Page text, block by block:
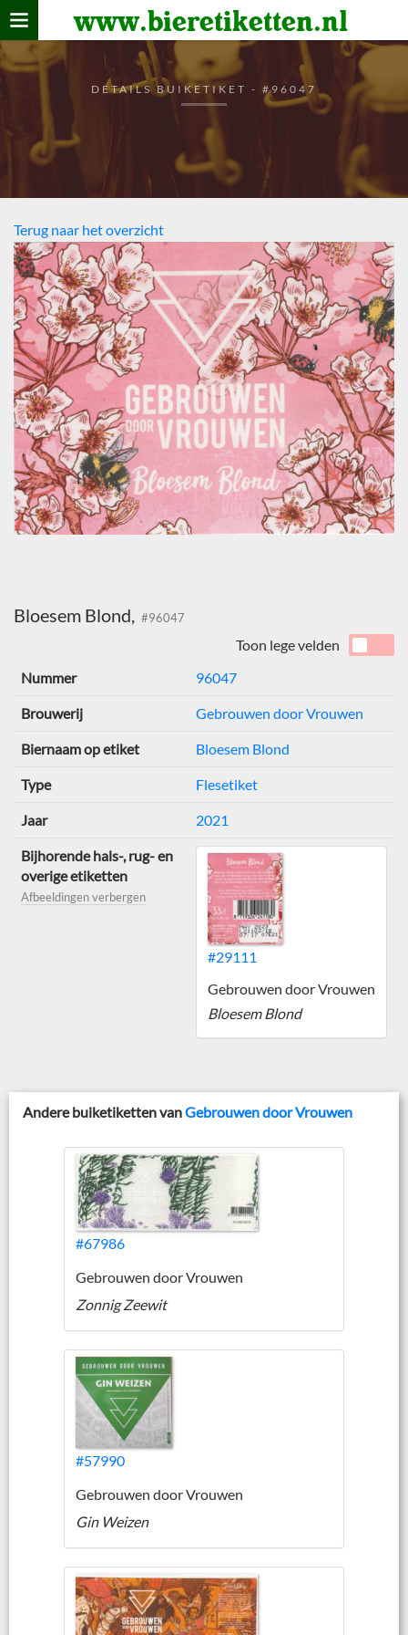
www.bieretiketten.nl
Home
verzamelen
De bierkaart
Bezoekers
DETAILS BUIKETIKET - #96047
Terug naar het overzicht
Bloesem Blond, #96047
Toon lege velden
Nummer
96047
Brouwerij Gebrouwen door Vrouwen
Biernaam op etiket Bloesem Blond
Type Flesetiket
Jaar 2021
Bijhorende hals-, rug- en
overige etiketten
Afbeeldingen verbergen
#29111
Gebrouwen door Vrouwen
Bloesem Blond
Andere buiketiketten vanGebrouwen door Vrouwen
#67986
Gebrouwen door Vrouwen
Zonnig Zeewit
#57990
Gebrouwen door Vrouwen
Gin Weizen